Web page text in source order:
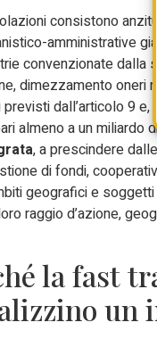
consistono
amministrative
convenzionate dalla
dimezzamento
dall’articolo 9 e,
almeno a un
, a prescindere
di fondi,
geografici e
raggio d’azione,
la fast
un